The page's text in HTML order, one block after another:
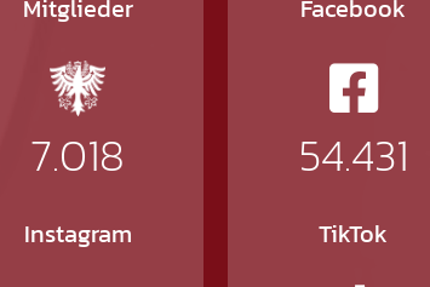
Mitglieder
7.018
Facebook
54.431
Instagram TikTok